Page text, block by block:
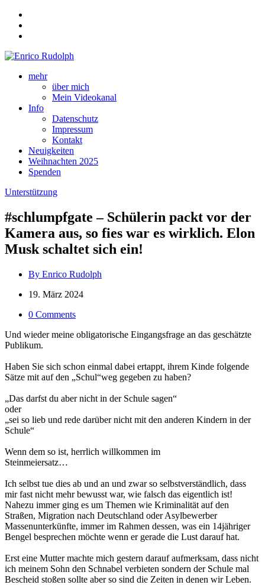
mehr
über mich
Mein Videokanal
Info
Datenschutz
Impressum
Kontakt
Neuigkeiten
Weihnachten 2025
Spenden
Unterstützung
#schlumpfgate – Schülerin packt vor der
Kamera aus, so fies war es wirklich. Elon
Musk schaltet sich ein!
By Enrico Rudolph
19. März 2024
0 Comments
Und wieder meine obligatorische Eingangsfrage an das geschätzte
Publikum.
Haben Sie sich schon einmal dabei ertappt, ihrem Kinde folgende
Sätze mit auf den „Schul“weg gegeben zu haben?
„Das darfst du aber nicht in der Schule sagen“
oder
„sei so lieb und rede darüber nicht mit den anderen Kindern in der
Schule“
Wenn dem so ist, herrlich willkommen im
Steinmeiersatz…
Ich selbst tue dies ab und an und zwar so selbstverständlich, dass
mir fast nicht mehr bewusst war, wie falsch das eigentlich ist!
Nahezu immer ging es um Themen wie Kriminalität auf den
Straßen, Migration nach Deutschland oder Asylbewerber
Massenunterkünfte, immer im Rahmen dessen, was ein 14jähriger
Bengel besprechen möchte wenn er gerade die Lust darauf hat.
Erst eine Mutter machte mich gestern darauf aufmerksam, dass nicht
ich meinem Sohn den Schnabel verbieten sondern der Schule mal
Bescheid stoßen sollte aber so sind die Zeiten in denen wir Leben.